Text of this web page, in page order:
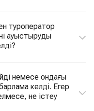
туроператор
ауыстыруды
немесе ондағы
келді. Егер
не істеу